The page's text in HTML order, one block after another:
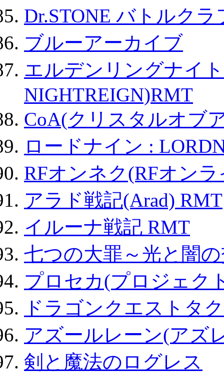
Dr.STONE バトルク
ブルーアーカイブ
エルデンリングナイ
NIGHTREIGN)RMT
CoA(クリスタルオブ
ロードナイン :
RFオンネク(RFオン
アラド戦記(Arad) RMT
イルーナ戦記 RMT
七つの大罪～光と闇
プロセカ(プロジェク
ドラゴンクエストタ
アズールレーン(アズ
剣と魔法のログレス